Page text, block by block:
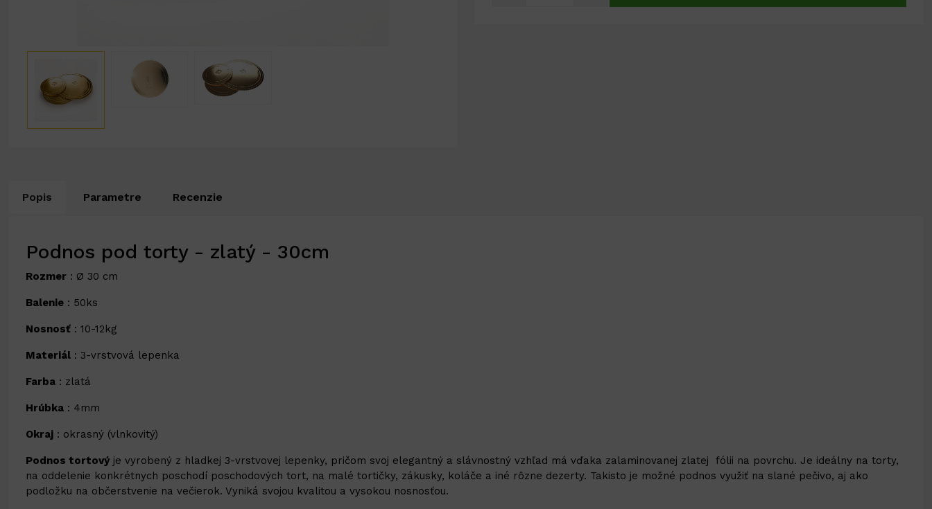
Popis Parametre Recenzie
Podnos pod torty - zlatý - 30cm
Rozmer : Ø 30 cm
Balenie : 50ks
Nosnosť : 10-12kg
Materiál : 3-vrstvová lepenka
Farba : zlatá
Hrúbka : 4mm
Okraj : okrasný (vlnkovitý)
Podnos tortový je vyrobený z hladkej 3-vrstvovej lepenky, pričom svoj elegantný a slávnostný vzhľad má vďaka zalaminovanej zlatej fólii na povrchu. Je ideálny na torty,
na oddelenie konkrétnych poschodí poschodových tort, na malé tortičky, zákusky, koláče a iné rôzne dezerty. Takisto je možné podnos využiť na slané pečivo, aj ako
podložku na občerstvenie na večierok. Vyniká svojou kvalitou a vysokou nosnosťou.